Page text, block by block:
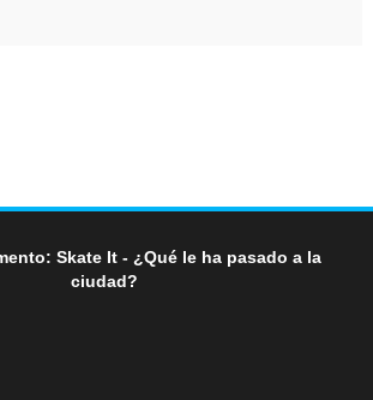
Skate It - ¿Qué le ha pasado a la
ciudad?